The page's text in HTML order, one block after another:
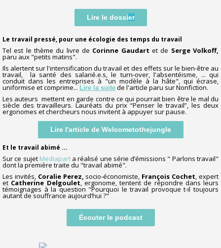
Lire le dossier
Le travail pressé, pour une écologie des temps du travail
Tel est le thème du livre de Corinne Gaudart et de Serge Volkoff,
paru aux "petits matins".
Ils alertent sur l'intensification du travail et des effets sur le bien-être au
travail, la santé des salarié.e.s, le turn-over, l'absentéisme, ... qui
conduit dans les entreprises à "un modèle à la hâte", qui écrase,
uniformise et comprime... Lire la suite de l'article paru sur Nonfiction.
Les auteurs mettent en garde contre ce qui pourrait bien être le mal du
siècle des travailleurs. Lauréats du prix “Penser le travail”, les deux
ergonomes et chercheurs nous invitent à appuyer sur pause.
Lire l'article de Welcometothejungle
Et le travail abimé ...
Sur ce sujet Mediaparta réalisé une série d’émissions " Parlons travail"
dont la première traite du "travail abimé".
Les invités, Coralie Perez, socio-économiste, François Cochet, expert
et Catherine Delgoulet, ergonome, tentent de répondre dans leurs
témoignages à la question "Pourquoi le travail provoque t-il toujours
autant de souffrance aujourd’hui ?"
Écouter le podcast